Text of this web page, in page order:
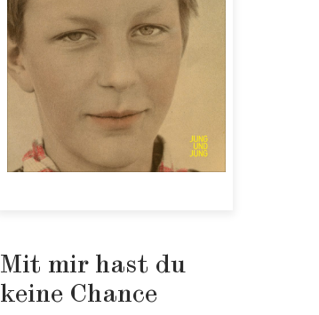
Mit mir hast du
keine Chance